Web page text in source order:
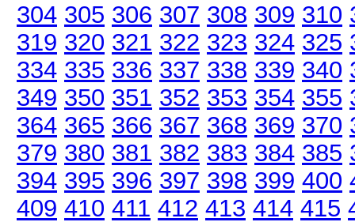
304 305 306 307 308 309 310
319 320 321 322 323 324 325
334 335 336 337 338 339 340
349 350 351 352 353 354 355
364 365 366 367 368 369 370
379 380 381 382 383 384 385
394 395 396 397 398 399 400
409 410 411 412 413 414 415